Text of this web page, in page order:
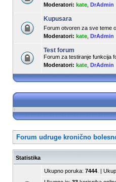
Moderatori: kate DrAdmin
Kupusara
Forum otvoren za sve teme
Moderatori: kate DrAdmin
Test forum
Forum za testiranje funkcija
Moderatori: kate DrAdmin
Forum udruge kronično
Statistika
Ukupno poruka: 7444 . |